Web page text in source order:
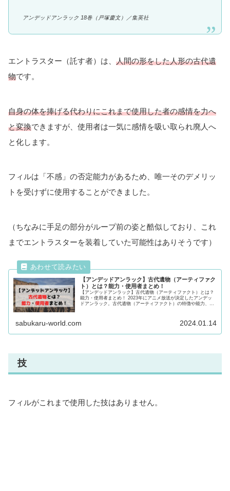
アンデッドアンラック 18巻（戸塚慶文）／集英社
エントラスター（託す者）は、 人間の形をした人形の古代遺
物です。
自身の体を捧げる代わりにこれまで使用した者の感情を力へ
と変換できますが、使用者は一気に感情を吸い取られ廃人へ
と化します。
フィルは「不感」の否定能力があるため、唯一そのデメリッ
トを受けずに使用することができました。
（ちなみに手足の部分がループ前の姿と酷似しており、これ
までエントラスターを装着していた可能性はありそうです）
【アンデッドアンラック】古代遺物（アーティファク
ト）とは？能力・使用者まとめ！
【アンデッドアンラック】古代遺物（アーティファクト）とは？
能力・使用者まとめ！ 2023年にアニメ放送が決定したアンデッ
ドアンラック。古代遺物（アーティファクト）の特徴や能力、そ
sabukaru-world.com 2024.01.14
技
フィルがこれまで使用した技はありません。